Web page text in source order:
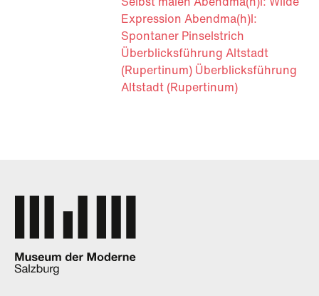
Expression Abendma(h)l:
Spontaner Pinselstrich
Überblicksführung Altstadt
(Rupertinum) Überblicksführung
Altstadt (Rupertinum)